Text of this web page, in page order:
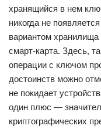
хранящийся в нем
никогда не
вариантом хранилища
смарт-карта. Здесь,
операции с ключом
достоинств можно
не покидает
один плюс —
криптографических